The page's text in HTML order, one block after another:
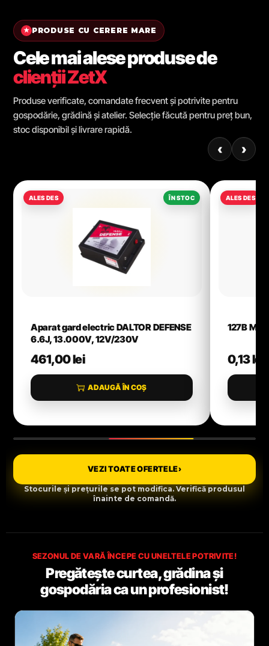
★ PRODUSE CU CERERE MARE
Cele mai alese produse de
clienții ZetX
Produse verificate, comandate frecvent și potrivite pentru
gospodărie, grădină și atelier. Selecție făcută pentru preț bun,
stoc disponibil și livrare rapidă.
‹ ›
Aparat gard electric DALTOR DEFENSE
6.6J, 13.000V, 12V/230V
461,00lei
ADAUGĂ ÎN COȘ
127B
0,13lei
VEZI TOATE OFERTELE›
Stocurile și prețurile se pot modifica. Verifică produsul
înainte de comandă.
SEZONUL DE VARĂ ÎNCEPE CU UNELTELE POTRIVITE!
Pregătește curtea, grădina și
gospodăria ca un profesionist!